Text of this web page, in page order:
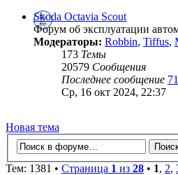
Skoda Octavia Scout
Форум об эксплуатации
Модераторы: Robbin, Tiffus,
173 Темы
20579 Сообщения
Последнее сообщение
Ср, 16 окт 2024, 22:37
Новая тема
Тем: 1381 • Страница 1 из 28 • 1, 2,